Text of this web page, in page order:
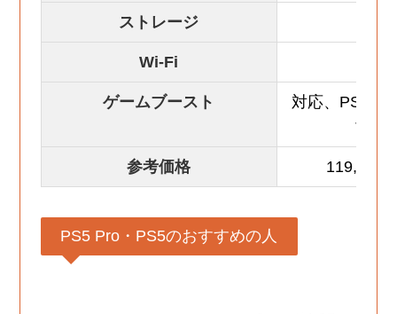
ストレージ
Wi-Fi
ゲームブースト
対応、PS4ゲ
マン
参考価格 119,980
PS5 Pro・PS5のおすすめの人